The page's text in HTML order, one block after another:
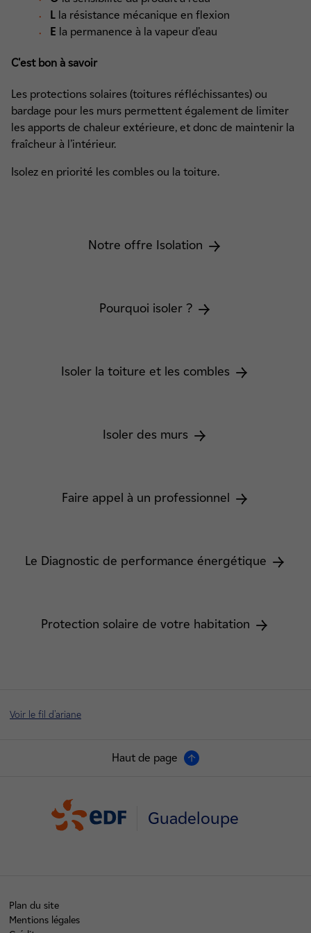
L la résistance mécanique en flexion
E la permanence à la vapeur d’eau
C'est bon à savoir
Les protections solaires (toitures réfléchissantes) ou
bardage pour les murs permettent également de limiter
les apports de chaleur extérieure, et donc de maintenir la
fraîcheur à l’intérieur.
Isolez en priorité les combles ou la toiture.
Notre offre Isolation
Pourquoi isoler ?
Isoler la toiture et les combles
Isoler des murs
Faire appel à un professionnel
Le Diagnostic de performance énergétique
Protection solaire de votre habitation
Voir le fil d'ariane
Haut de page
Guadeloupe
Plan du site
Mentions légales